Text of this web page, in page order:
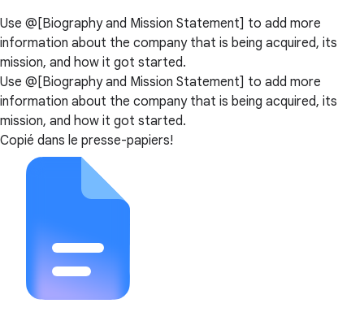
Use @[Biography and Mission Statement] to add more
information about the company that is being acquired, its
mission, and how it got started.
Use @[Biography and Mission Statement] to add more
information about the company that is being acquired, its
mission, and how it got started.
Copié dans le presse-papiers!